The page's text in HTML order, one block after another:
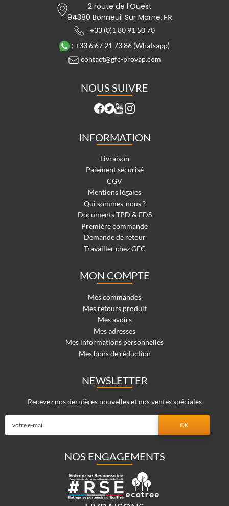
2 route de l'Ouest
94380 Bonneuil Sur Marne,FR
: +33 (0)1 80 91 50 70
: +33 6 67 21 73 86 (Whatsapp)
contact@gfc-provap.com
NOUS SUIVRE
INFORMATION
Livraison
Paiement sécurisé
CGV
Mentions légales
Qui sommes-nous ?
Documents TPD & FDS
Première commande
Demande de retour
Travailler chez GFC
MON COMPTE
Mes commandes
Mes retours produit
Mes avoirs
Mes adresses
Mes informations personnelles
Mes bons de réduction
NEWSLETTER
Recevez nos dernières nouvelles et nos ventes spéciales
NOS ENGAGEMENTS